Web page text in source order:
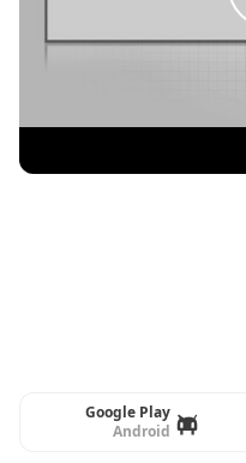
Google Play
Android